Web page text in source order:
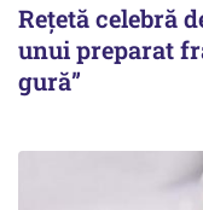
Rețetă celebră
unui preparat
gură”